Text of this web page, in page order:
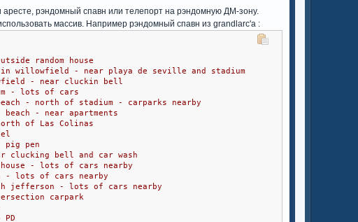
рэндомный спавн или телепорт на рэндомную ДМ-зону.
массив. Например рэндомный спавн из grandlarc'a :
random house
in willowfield - near playa de seville and stadium
- near cluckin bell
- lots of cars
- north of stadium - carparks nearby
- near apartments
of Las Colinas
pig pen
clucking bell and car wash
- lots of cars nearby
- lots of cars nearby
jefferson - lots of cars nearby
carpark